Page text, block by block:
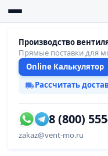
Производство
Прямые поставки для
Online Калькулятор
Рассчитать
8 (800)
zakaz@vent-mo.ru